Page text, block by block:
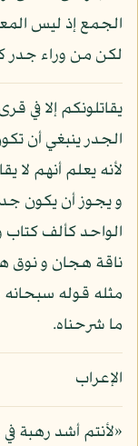
الجمع إذ ليس
لكن من وراء جدر
يقاتلونكم إلا
الجدر ينبغي أن
لأنه يعلم أنهم لا
و يجوز أن يكون
الواحد كألف كتاب
ناقة هجان و نوق
مثله قوله سبحانه
ما شرحناه.
الإعراب
«لأنتم أشد رهبة